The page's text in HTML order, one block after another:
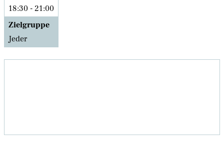
18:30 - 21:00
Zielgruppe
Jeder